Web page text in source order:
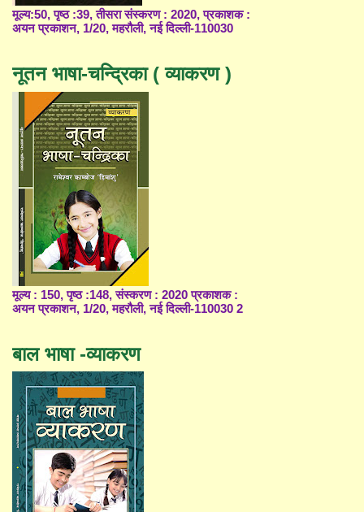
मूल्य:50, पृष्ठ :39, तीसरा संस्करण : 2020, प्रकाशक :
अयन प्रकाशन, 1/20, महरौली, नई दिल्ली-110030
नूतन भाषा-चन्द्रिका ( व्याकरण )
मूल्य : 150, पृष्ठ :148, संस्करण : 2020 प्रकाशक :
अयन प्रकाशन, 1/20, महरौली, नई दिल्ली-110030 2
बाल भाषा -व्याकरण